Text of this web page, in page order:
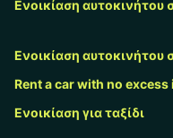
Ενοικίαση αυτοκινήτου
Ενοικίαση αυτοκινήτου
Rent a car with no
Ενοικίαση για ταξίδι